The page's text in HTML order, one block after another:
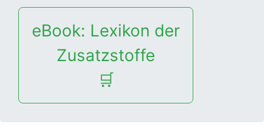
eBook: Lexikon der
Zusatzstoffe
🛒